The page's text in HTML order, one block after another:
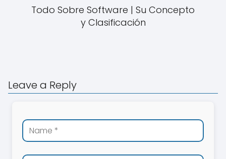
Todo Sobre Software | Su Concepto
y Clasificación
Leave a Reply